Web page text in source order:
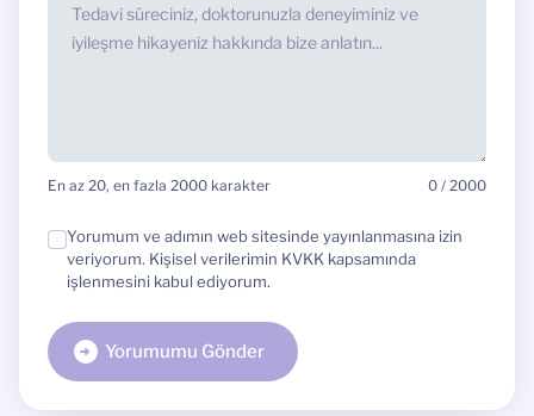
En az 20, en fazla 2000 karakter 0 / 2000
Yorumum ve adımın web sitesinde yayınlanmasına izin
veriyorum. Kişisel verilerimin KVKK kapsamında
işlenmesini kabul ediyorum.
Yorumumu Gönder